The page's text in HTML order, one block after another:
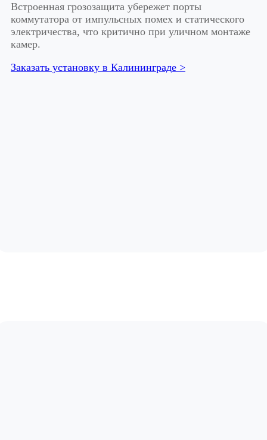
Встроенная грозозащита убережет порты
коммутатора от импульсных помех и статического
электричества, что критично при уличном монтаже
камер.
Заказать установку в Калининграде >